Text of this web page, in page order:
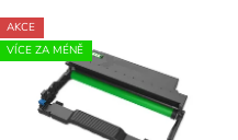
AKCE
VÍCE ZA MÉNĚ